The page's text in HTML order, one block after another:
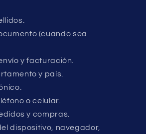
(cuando sea
y facturación.
y país.
o celular.
y compras.
dispositivo, navegador,